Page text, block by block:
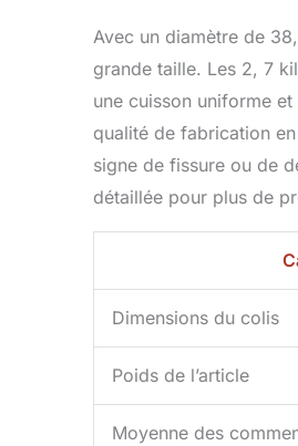
Avec un diamètre de
grande taille. Les 2, 7
une cuisson uniforme
qualité de fabrication
signe de fissure ou de
détaillée pour plus de
Dimensions du colis
Poids de l’article
Moyenne des